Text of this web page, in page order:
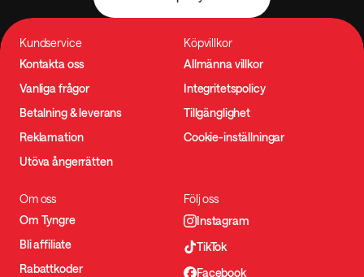
Kundservice
Kontakta oss
Vanliga frågor
Betalning & leverans
Reklamation
Utöva ångerrätten
Köpvillkor
Allmänna villkor
Integritetspolicy
Tillgänglighet
Cookie-inställningar
Om oss
Om Tyngre
Bli affiliate
Rabattkoder
Följ oss
Instagram
TikTok
Facebook